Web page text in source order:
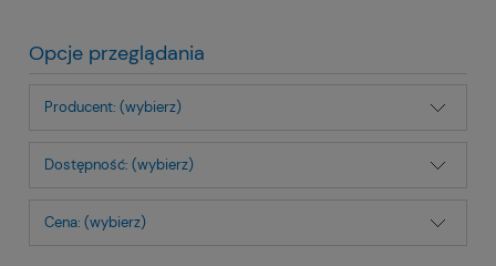
Opcje przeglądania
Producent: (wybierz)
Dostępność: (wybierz)
Cena: (wybierz)